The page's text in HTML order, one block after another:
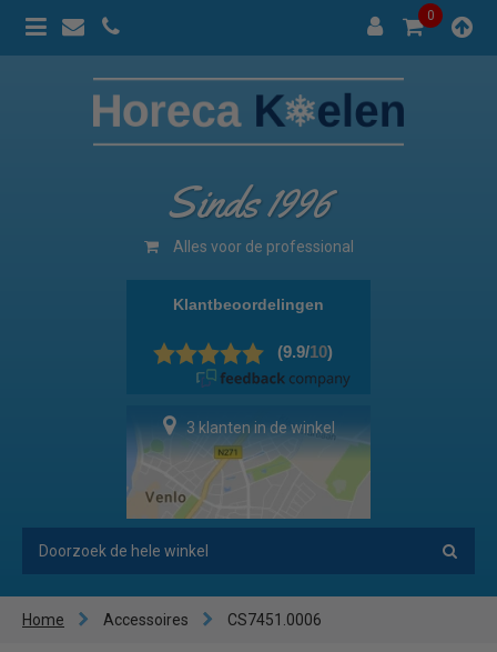
0
Sinds 1996
Alles voor de professional
3 klanten in de winkel
Home Accessoires CS7451.0006